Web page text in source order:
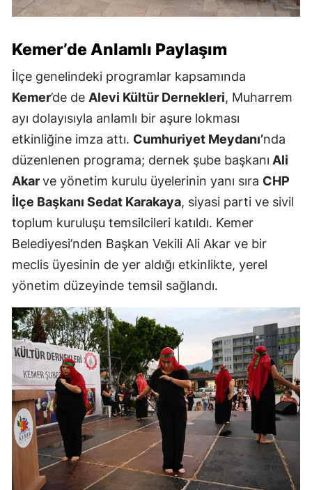
Kemer’de Anlamlı Paylaşım
İlçe genelindeki programlar kapsamında
Kemer’de de Alevi Kültür Dernekleri, Muharrem
ayı dolayısıyla anlamlı bir aşure lokması
etkinliğine imza attı. Cumhuriyet Meydanı’nda
düzenlenen programa; dernek şube başkanı Ali
Akarve yönetim kurulu üyelerinin yanı sıra CHP
İlçe Başkanı Sedat Karakaya, siyasi parti ve sivil
toplum kuruluşu temsilcileri katıldı. Kemer
Belediyesi’nden Başkan Vekili Ali Akar ve bir
meclis üyesinin de yer aldığı etkinlikte, yerel
yönetim düzeyinde temsil sağlandı.